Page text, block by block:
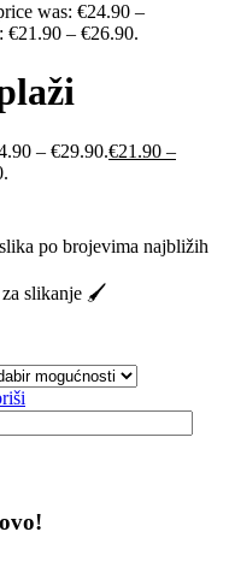
was: €24.90 –
€21.90 – €26.90.
– €29.90.€21.90 –
po brojevima najbližih
za slikanje 🖌️